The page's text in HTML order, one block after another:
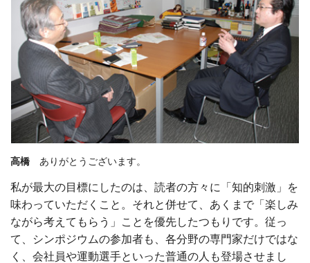
高橋 ありがとうございます。
私が最大の目標にしたのは、読者の方々に「知的刺激」を
味わっていただくこと。それと併せて、あくまで「楽しみ
ながら考えてもらう」ことを優先したつもりです。従っ
て、シンポジウムの参加者も、各分野の専門家だけではな
く、会社員や運動選手といった普通の人も登場させまし